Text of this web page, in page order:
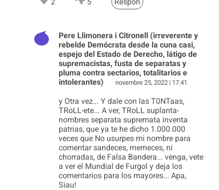
Pere Llimonera i Citronell (irreverente y
rebelde Demócrata desde la cuna casi,
espejo del Estado de Derecho, látigo de
supremacistas, fusta de separatas y
pluma contra sectarios, totalitarios e
intolerantes)
novembre 25, 2022 | 17:41
y Otra vez... Y dale con las T0NTaas,
TRoLL-ete... A ver, TRoLL suplanta-
nombres separata supremata inventa
patrias, que ya te he dicho 1.000.000
veces que No usurpes mi nombre para
comentar sandeces, memeces, ni
chorradas, de Falsa Bandera... venga, vete
a ver el Mundial de Furgol y deja los
comentarios para los mayores... Apa,
Siau!